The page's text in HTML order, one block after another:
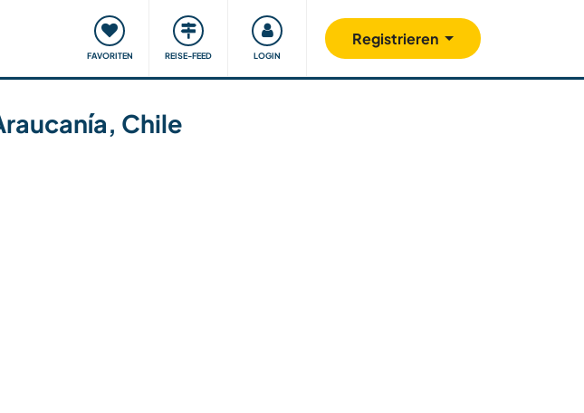
FAVORITEN REISE-FEED LOGIN
Registrieren
Reisen & Lernen Unsere Community Gutes tun
Chile